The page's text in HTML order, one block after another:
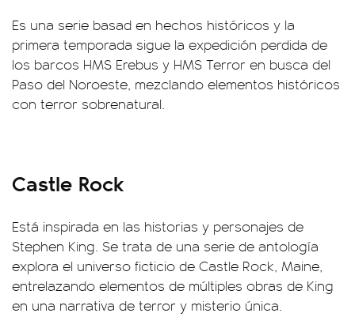
Es una serie basad en hechos históricos y la
primera temporada sigue la expedición perdida de
los barcos HMS Erebus y HMS Terror en busca del
Paso del Noroeste, mezclando elementos históricos
con terror sobrenatural.
Castle Rock
Está inspirada en las historias y personajes de
Stephen King. Se trata de una serie de antología
explora el universo ficticio de Castle Rock, Maine,
entrelazando elementos de múltiples obras de King
en una narrativa de terror y misterio única.